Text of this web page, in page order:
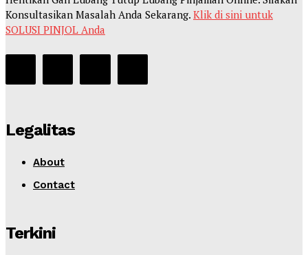
Konsultasikan Masalah Anda Sekarang. Klik di sini untuk
SOLUSI PINJOL Anda
Legalitas
About
Contact
Terkini